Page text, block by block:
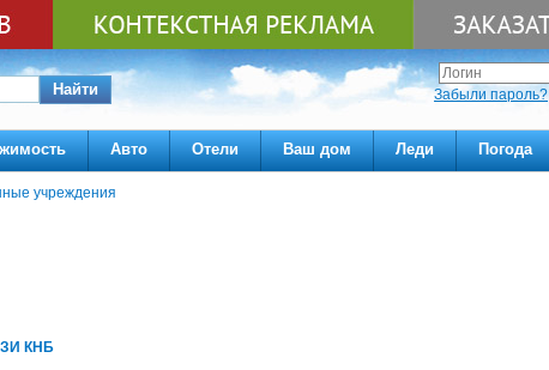
Найти
Забыли пароль?
Авто Отели Ваш дом Леди Погода
учреждения
КНБ